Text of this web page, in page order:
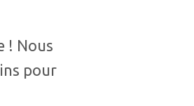
! Nous
pour